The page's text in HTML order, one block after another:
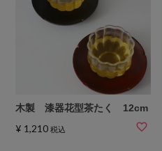
木製 漆器花型茶たく 12cm
¥ 1,210 税込